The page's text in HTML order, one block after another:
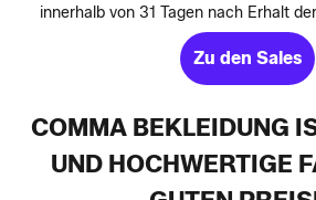
innerhalb von 31 Tagen nach Erhalt
Zu den Sales
COMMA BEKLEIDUNG
UND HOCHWERTIGE